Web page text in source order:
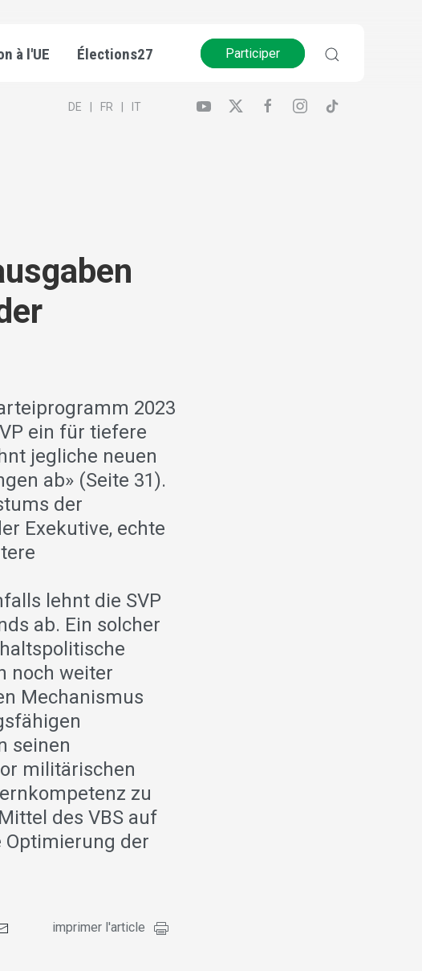
à l'UE Élections27 Participer
DE FR IT
2023
ein für tiefere
jegliche neuen
ab» (Seite 31).
der
Exekutive, echte
lehnt die SVP
ab. Ein solcher
noch weiter
Mechanismus
seinen
militärischen
zu
des VBS auf
der
imprimer l'article